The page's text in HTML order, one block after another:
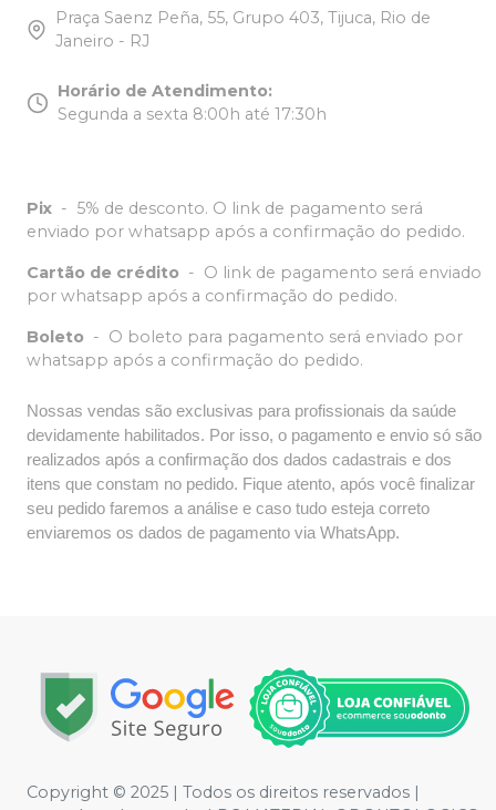
Praça Saenz Peña, 55, Grupo 403, Tijuca, Rio de
Janeiro - RJ
Horário de Atendimento:
Segunda a sexta 8:00h até 17:30h
Pix - 5% de desconto. O link de pagamento será
enviado por whatsapp após a confirmação do pedido.
Cartão de crédito - O link de pagamento será enviado
por whatsapp após a confirmação do pedido.
Boleto - O boleto para pagamento será enviado por
whatsapp após a confirmação do pedido.
Nossas vendas são exclusivas para profissionais da saúde
devidamente habilitados. Por isso, o pagamento e envio só são
realizados após a confirmação dos dados cadastrais e dos
itens que constam no pedido. Fique atento, após você finalizar
seu pedido faremos a análise e caso tudo esteja correto
enviaremos os dados de pagamento via WhatsApp.
Copyright © 2025 | Todos os direitos reservados |